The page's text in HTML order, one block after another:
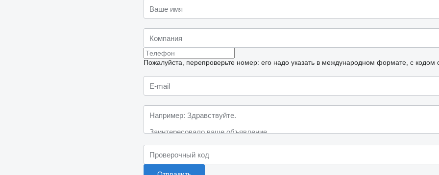
Пожалуйста, перепроверьте номер: его надо указать в международном формате, с кодом